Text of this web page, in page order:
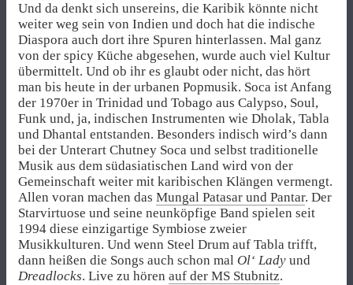
Und da denkt sich unsereins, die Karibik könnte nicht
weiter weg sein von Indien und doch hat die indische
Diaspora auch dort ihre Spuren hinterlassen. Mal ganz
von der spicy Küche abgesehen, wurde auch viel Kultur
übermittelt. Und ob ihr es glaubt oder nicht, das hört
man bis heute in der urbanen Popmusik. Soca ist Anfang
der 1970er in Trinidad und Tobago aus Calypso, Soul,
Funk und, ja, indischen Instrumenten wie Dholak, Tabla
und Dhantal entstanden. Besonders indisch wird’s dann
bei der Unterart Chutney Soca und selbst traditionelle
Musik aus dem südasiatischen Land wird von der
Gemeinschaft weiter mit karibischen Klängen vermengt.
Allen voran machen das Mungal Patasar und Pantar. Der
Starvirtuose und seine neunköpfige Band spielen seit
1994 diese einzigartige Symbiose zweier
Musikkulturen. Und wenn Steel Drum auf Tabla trifft,
dann heißen die Songs auch schon mal Ol‘ Lady und
Dreadlocks. Live zu hören auf der MS Stubnitz.